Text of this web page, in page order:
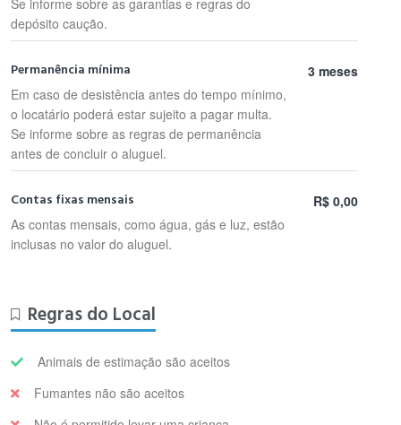
Se informe sobre as garantias e regras do
depósito caução.
Permanência mínima
Em caso de desistência antes do tempo mínimo,
o locatário poderá estar sujeito a pagar multa.
Se informe sobre as regras de permanência
antes de concluir o aluguel.
3 meses
Contas fixas mensais
As contas mensais, como água, gás e luz, estão
inclusas no valor do aluguel.
R$ 0,00
Regras do Local
Animais de estimação são aceitos
Fumantes não são aceitos